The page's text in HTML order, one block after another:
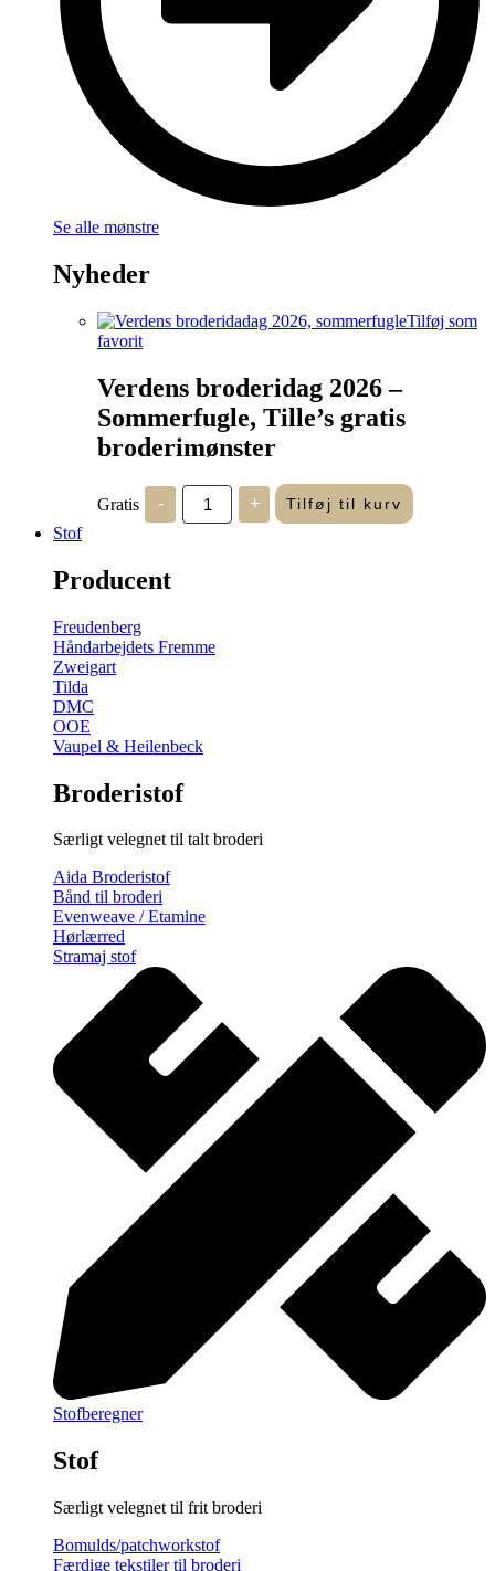
Se alle mønstre
Nyheder
Tilføj som
favorit
Verdens broderidag 2026 –
Sommerfugle, Tille’s gratis
broderimønster
Gratis -
Verdens
broderidag
2026
+ Tilføj til kurv
Stof
Producent
Freudenberg
Håndarbejdets Fremme
Zweigart
Tilda
DMC
OOE
Vaupel & Heilenbeck
Broderistof
Særligt velegnet til talt broderi
Aida Broderistof
Bånd til broderi
Evenweave / Etamine
Hørlærred
Stramaj stof
Stofberegner
Stof
Særligt velegnet til frit broderi
Bomulds/patchworkstof
Færdige tekstiler til broderi